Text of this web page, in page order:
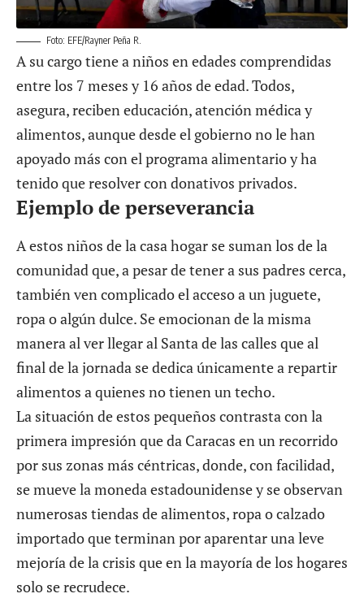
Foto: EFE/Rayner Peña R.
A su cargo tiene a niños en edades comprendidas
entre los 7 meses y 16 años de edad. Todos,
asegura, reciben educación, atención médica y
alimentos, aunque desde el gobierno no le han
apoyado más con el programa alimentario y ha
tenido que resolver con donativos privados.
Ejemplo de perseverancia
A estos niños de la casa hogar se suman los de la
comunidad que, a pesar de tener a sus padres cerca,
también ven complicado el acceso a un juguete,
ropa o algún dulce. Se emocionan de la misma
manera al ver llegar al Santa de las calles que al
final de la jornada se dedica únicamente a repartir
alimentos a quienes no tienen un techo.
La situación de estos pequeños contrasta con la
primera impresión que da Caracas en un recorrido
por sus zonas más céntricas, donde, con facilidad,
se mueve la moneda estadounidense y se observan
numerosas tiendas de alimentos, ropa o calzado
importado que terminan por aparentar una leve
mejoría de la crisis que en la mayoría de los hogares
solo se recrudece.